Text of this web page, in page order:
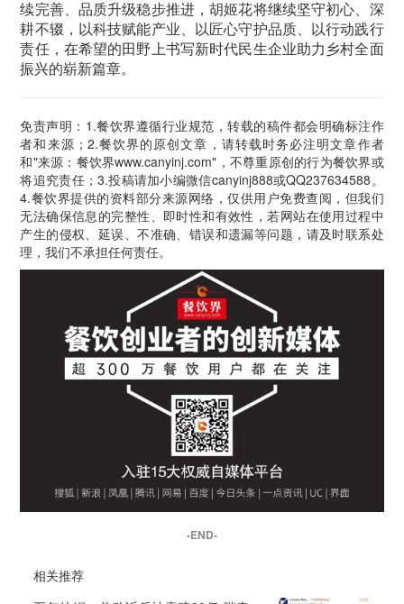
续完善、品质升级稳步推进，胡姬花将继续坚守初心、深
耕不辍，以科技赋能产业、以匠心守护品质、以行动践行
责任，在希望的田野上书写新时代民生企业助力乡村全面
振兴的崭新篇章。
免责声明：1.餐饮界遵循行业规范，转载的稿件都会明确标注作
者和来源；2.餐饮界的原创文章，请转载时务必注明文章作者
和"来源：餐饮界www.canyinj.com"，不尊重原创的行为餐饮界或
将追究责任；3.投稿请加小编微信canyinj888或QQ237634588。
4.餐饮界提供的资料部分来源网络，仅供用户免费查阅，但我们
无法确保信息的完整性、即时性和有效性，若网站在使用过程中
产生的侵权、延误、不准确、错误和遗漏等问题，请及时联系处
理，我们不承担任何责任。
-END-
相关推荐